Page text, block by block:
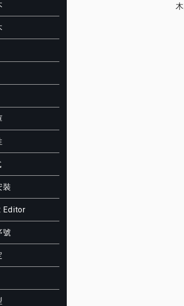
裝
Editor
號